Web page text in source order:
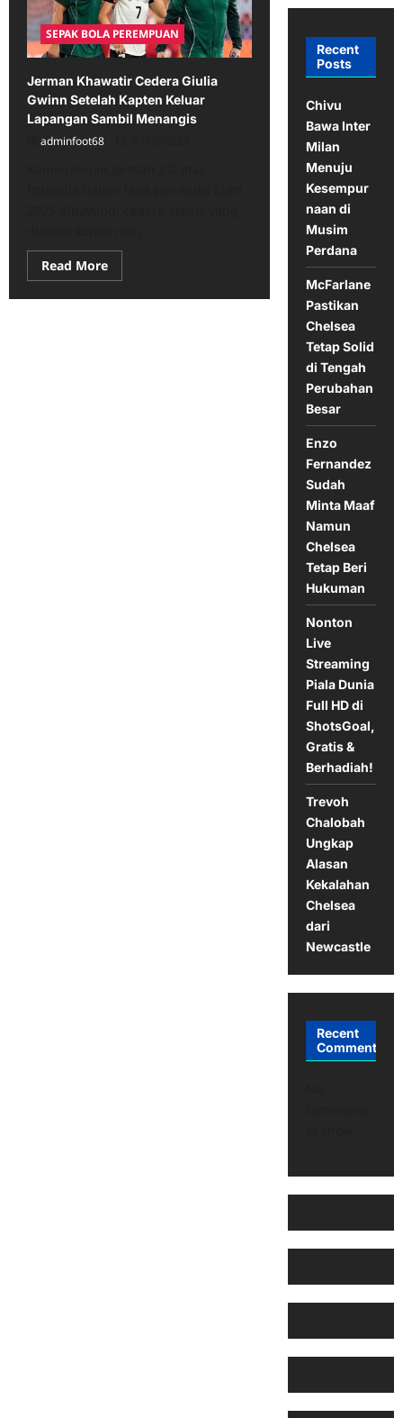
SEPAK BOLA PEREMPUAN
Jerman Khawatir Cedera Giulia
Gwinn Setelah Kapten Keluar
Lapangan Sambil Menangis
adminfoot68
Read MoreRead
more
Jerman
Recent
Posts
Chivu
Bawa Inter
Milan
Menuju
Kesempur
naan di
Musim
Perdana
McFarlane
Pastikan
Chelsea
Tetap Solid
di Tengah
Perubahan
Besar
Enzo
Fernandez
Sudah
Minta Maaf
Namun
Chelsea
Tetap Beri
Hukuman
Nonton
Live
Streaming
Piala Dunia
Full HD di
ShotsGoal,
Gratis &
Berhadiah!
Trevoh
Chalobah
Ungkap
Alasan
Kekalahan
Chelsea
dari
Newcastle
Recent
Comments